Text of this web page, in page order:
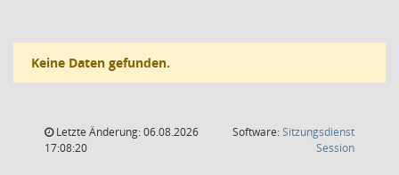
Keine Daten gefunden.
Letzte Änderung: 06.08.2026
17:08:20
Software:Sitzungsdienst
Session(Wird in